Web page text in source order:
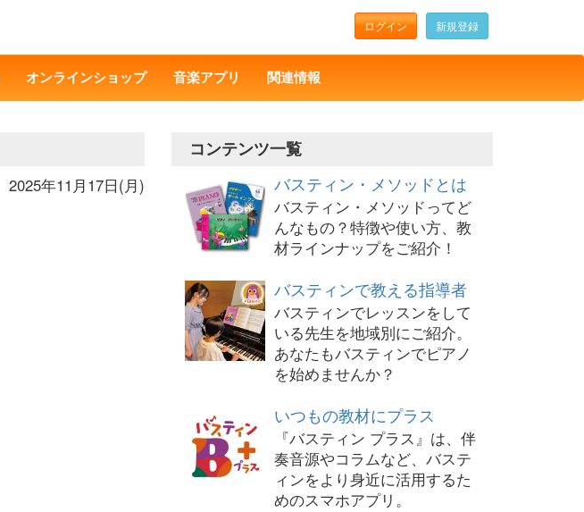
ログイン 新規登録
オンラインショップ 音楽アプリ 関連情報
2025年11月17日(月)
コンテンツ一覧
バスティン・メソッドとは
バスティン・メソッドってど
んなもの？特徴や使い方、教
材ラインナップをご紹介！
バスティンで教える指導者
バスティンでレッスンをして
いる先生を地域別にご紹介。
あなたもバスティンでピアノ
を始めませんか？
いつもの教材にプラス
『バスティン プラス』は、伴
奏音源やコラムなど、バステ
ィンをより身近に活用するた
めのスマホアプリ。